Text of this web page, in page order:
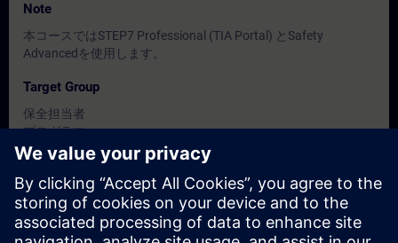
Note
本コースではSTEP7 Professional (TIA Portal) とSafety
Advancedを使用します。
Target Group
保全担当者
プログラマー
設計者
Dates And Registration